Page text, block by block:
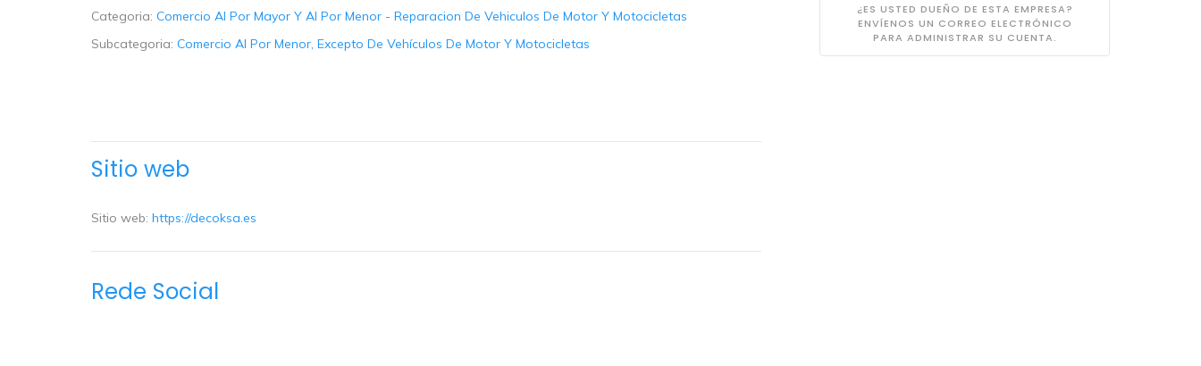
Categoria: Comercio Al Por Mayor Y Al Por Menor - Reparacion De Vehiculos De Motor Y Motocicletas
Subcategoria: Comercio Al Por Menor, Excepto De Vehículos De Motor Y Motocicletas
Sitio web
Sitio web: https://decoksa.es
Rede Social
¿ES USTED DUEÑO DE ESTA EMPRESA?
ENVÍENOS UN CORREO ELECTRÓNICO
PARA ADMINISTRAR SU CUENTA.